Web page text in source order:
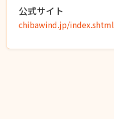
公式サイト
chibawind.jp/index.shtml